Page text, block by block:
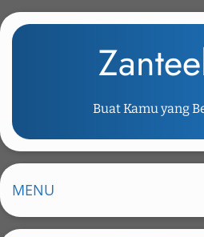
k
m
i
n
Buat Kamu yang
MENU